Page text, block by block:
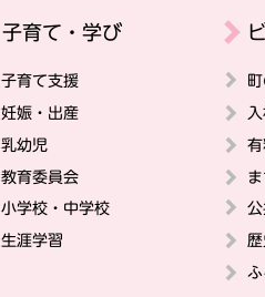
子育て・学び
子育て支援
妊娠・出産
乳幼児
教育委員会
小学校・中学校
生涯学習